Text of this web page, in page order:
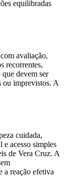
equilibradas
avaliação,
recorrentes,
devem ser
ou imprevistos. A
cuidada,
acesso simples
de Vera Cruz. A
a reação efetiva